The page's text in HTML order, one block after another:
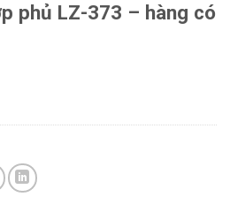
phủ LZ-373 – hàng có